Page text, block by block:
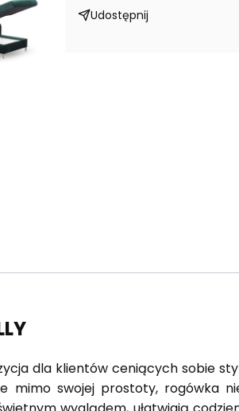
Udostępnij
dla klientów ceniących sobie
mimo swojej prostoty, rogówka